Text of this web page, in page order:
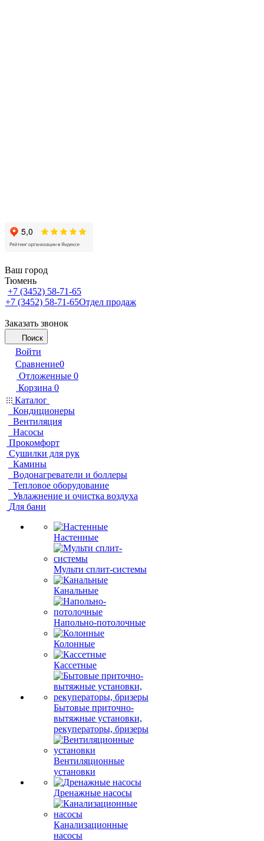
Ваш город
Тюмень
+7 (3452) 58-71-65
+7 (3452) 58-71-65Отдел продаж
Заказать звонок
Поиск
Войти
Сравнение0
Отложенные 0
Корзина 0
Каталог
Кондиционеры
Вентиляция
Насосы
Прокомфорт
Сушилки для рук
Камины
Водонагреватели и боллеры
Тепловое оборудование
Увлажнение и очистка воздуха
Для бани
Настенные
Мульти сплит-системы
Канальные
Напольно-потолочные
Колонные
Кассетные
Бытовые приточно-
вытяжные установки,
рекуператоры, бризеры
Вентиляционные
установки
Дренажные насосы
Канализационные
насосы